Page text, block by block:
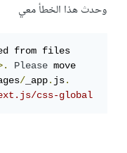
وحدث هذا الخطأ معي
from files
>. Please move
/ _app.js.
css-global